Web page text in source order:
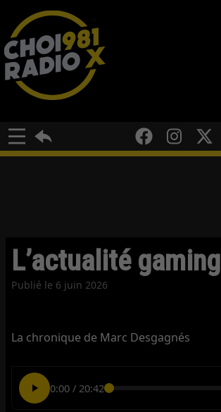
L’actualité gaming
Publié le 6 juin 2026
La chronique de Marc Desgagnés
0:00/ 20:42